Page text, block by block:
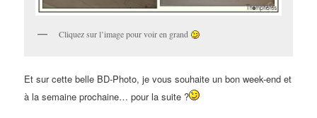
Cliquez sur l’image pour voir en grand
Et sur cette belle BD-Photo, je vous souhaite un bon week-end et
à la semaine prochaine… pour la suite ?